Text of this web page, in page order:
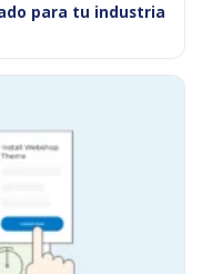
para tu industria